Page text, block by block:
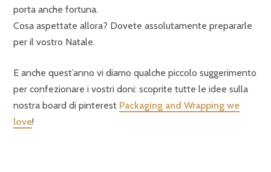
porta anche fortuna.
Cosa aspettate allora? Dovete assolutamente prepararle
per il vostro Natale.
E anche quest’anno vi diamo qualche piccolo suggerimento
per confezionare i vostri doni: scoprite tutte le idee sulla
nostra board di pinterest Packaging and Wrapping we
love!